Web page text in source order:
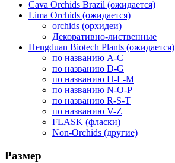
Cava Orchids Brazil (ожидается)
Lima Orchids (ожидается)
orchids (орхидеи)
Декоративно-лиственные
Hengduan Biotech Plants (ожидается)
по названию A-C
по названию D-G
по названию H-L-M
по названию N-O-P
по названию R-S-T
по названию V-Z
FLASK (фласки)
Non-Orchids (другие)
Размер